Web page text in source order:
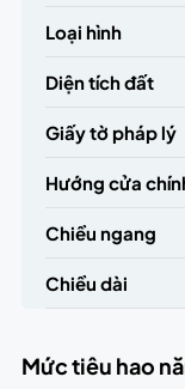
Loại hình
Diện tích đất
Giấy tờ pháp lý
Hướng cửa
Chiều ngang
Chiều dài
Mức tiêu hao